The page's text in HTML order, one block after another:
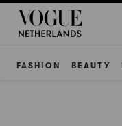
FASHION BEAUTY